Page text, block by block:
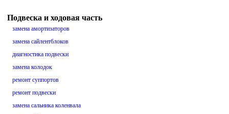
Подвеска и ходовая часть
замена амортизаторов
замена сайлентблоков
диагностика подвески
замена колодок
ремонт суппортов
ремонт подвески
замена сальника коленвала